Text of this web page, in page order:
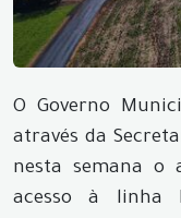
O Governo
através da
nesta semana o
acesso à linha